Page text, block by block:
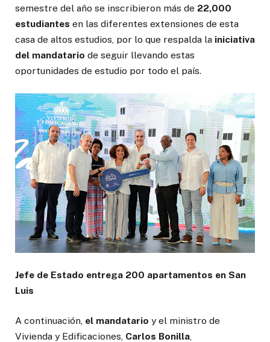
semestre del año se inscribieron más de 22,000
estudiantes en las diferentes extensiones de esta
casa de altos estudios, por lo que respalda la iniciativa
del mandatario de seguir llevando estas
oportunidades de estudio por todo el país.
Jefe de Estado entrega 200 apartamentos en San
Luis
A continuación, el mandatario y el ministro de
Vivienda y Edificaciones, Carlos Bonilla,